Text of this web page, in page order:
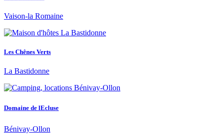
Vaison-la Romaine
Les Chênes Verts
La Bastidonne
Domaine de lEcluse
Bénivay-Ollon